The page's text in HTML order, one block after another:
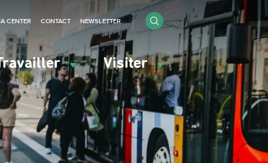
Visiter
CENTER CONTACT NEWSLETTER